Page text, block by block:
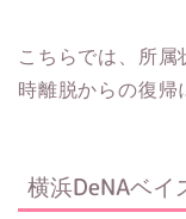
こちらでは、所
時離脱からの復帰
横浜DeNAベイ